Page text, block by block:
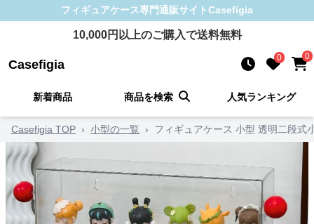
フィギュアケース専門通販サイトCasefigia
10,000円以上のご購入で送料無料
Casefigia 0 0
新着商品 商品を検索 人気ランキング
Casefigia TOP › 小型の一覧 › フィギュアケース 小型 透明二段式